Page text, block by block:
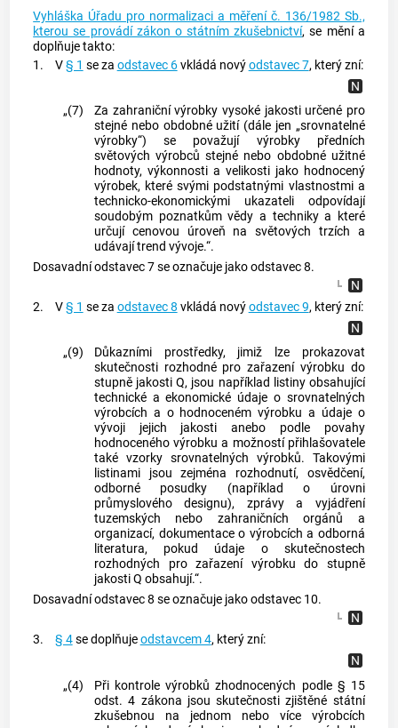
Vyhláška Úřadu pro normalizaci a měření č. 136/1982 Sb.,
kterou se provádí zákon o státním zkušebnictví, se mění a
doplňuje takto:
1.
V§ 1 se za odstavec 6vkládá novýodstavec 7, který zní:
„(7)
Za zahraniční výrobky vysoké jakosti určené pro
stejné nebo obdobné užití (dále jen „srovnatelné
výrobky“) se považují výrobky předních
světových výrobců stejné nebo obdobné užitné
hodnoty, výkonnosti a velikosti jako hodnocený
výrobek, které svými podstatnými vlastnostmi a
technicko-ekonomickými ukazateli odpovídají
soudobým poznatkům vědy a techniky a které
určují cenovou úroveň na světových trzích a
udávají trend vývoje.“.
Dosavadní odstavec 7 se označuje jako odstavec 8.
2. V§ 1 se za odstavec 8 vkládá novýodstavec 9, který zní:
„(9)
Důkazními prostředky, jimiž lze prokazovat
skutečnosti rozhodné pro zařazení výrobku do
stupně jakosti Q, jsou například listiny obsahující
technické a ekonomické údaje o srovnatelných
výrobcích a o hodnoceném výrobku a údaje o
vývoji jejich jakosti anebo podle povahy
hodnoceného výrobku a možností přihlašovatele
také vzorky srovnatelných výrobků. Takovými
listinami jsou zejména rozhodnutí, osvědčení,
odborné posudky (například o úrovni
průmyslového designu), zprávy a vyjádření
tuzemských nebo zahraničních orgánů a
organizací, dokumentace o výrobcích a odborná
literatura, pokud údaje o skutečnostech
rozhodných pro zařazení výrobku do stupně
jakosti Q obsahují.“.
Dosavadní odstavec 8 se označuje jako odstavec 10.
3. § 4se doplňujeodstavcem 4, který zní:
„(4)
Při kontrole výrobků zhodnocených podle § 15
odst. 4 zákona jsou skutečnosti zjištěné státní
zkušebnou na jednom nebo více výrobcích